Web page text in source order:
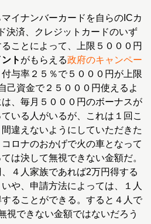
イナンバーカードを自らのICカ
決済、クレジットカードのいず
ことによって、上限５０００円
ト がもらえる政府のキャンペー
与率２５％で５０００円が上限
己資金で２５０００円使えるよ
、毎月５０００円のボーナスが
いる人がいるが、これは１回こ
違えないようにしていただきた
ロナのおかげで火の車となって
は決して無視できない金額だ。
４人家族であれば2万円得する
や、申請方法によっては、１人
することができる。すると４人で
視できない金額ではないだろう